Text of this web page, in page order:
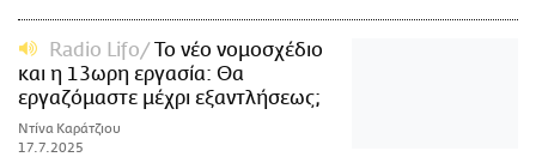
Radio Lifo
Το νέο νομοσχέδιο
και η 13ωρη εργασία: Θα
εργαζόμαστε μέχρι εξαντλήσεως;
Ντίνα Καράτζιου
17.7.2025